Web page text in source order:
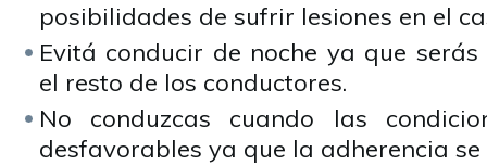
posibilidades de sufrir lesiones en el
Evitá conducir de noche ya que
el resto de los conductores.
No conduzcas cuando las
desfavorables ya que la adherencia